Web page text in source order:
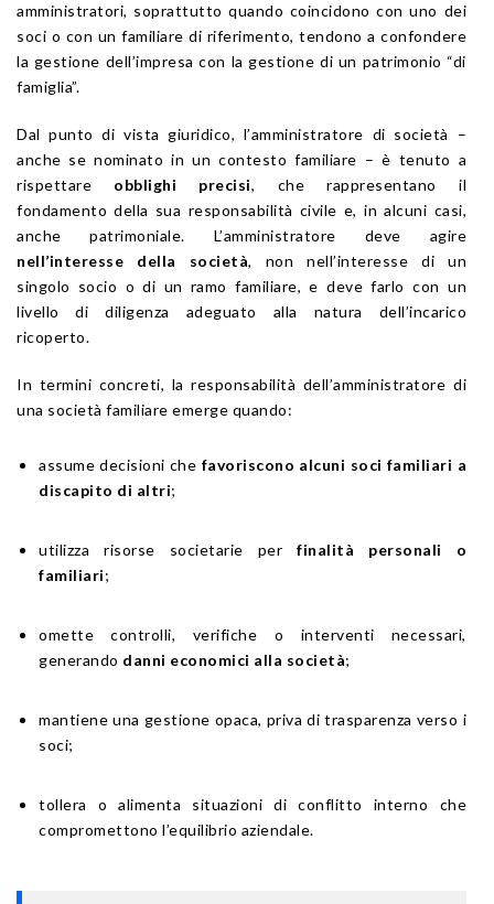
amministratori, soprattutto quando coincidono con uno dei
soci o con un familiare di riferimento, tendono a confondere
la gestione dell’impresa con la gestione di un patrimonio “di
famiglia”.
Dal punto di vista giuridico, l’amministratore di società –
anche se nominato in un contesto familiare – è tenuto a
rispettare obblighi precisi, che rappresentano il
fondamento della sua responsabilità civile e, in alcuni casi,
anche patrimoniale. L’amministratore deve agire
nell’interesse della società, non nell’interesse di un
singolo socio o di un ramo familiare, e deve farlo con un
livello di diligenza adeguato alla natura dell’incarico
ricoperto.
In termini concreti, la responsabilità dell’amministratore di
una società familiare emerge quando:
assume decisioni che favoriscono alcuni soci familiari a
discapito di altri;
utilizza risorse societarie per finalità personali o
familiari;
omette controlli, verifiche o interventi necessari,
generando danni economici alla società;
mantiene una gestione opaca, priva di trasparenza verso i
soci;
tollera o alimenta situazioni di conflitto interno che
compromettono l’equilibrio aziendale.